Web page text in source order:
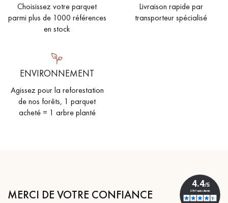
Choisissez votre parquet
parmi plus de 1000 références
en stock
Livraison rapide par
transporteur spécialisé
ENVIRONNEMENT
Agissez pour la reforestation
de nos forêts, 1 parquet
acheté = 1 arbre planté
MERCI DE VOTRE CONFIANCE